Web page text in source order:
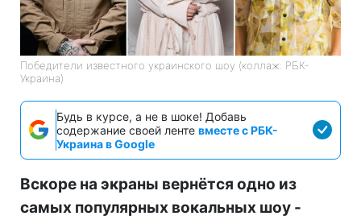
Победители известного украинского шоу (коллаж: РБК-
Украина)
Будь в курсе, а не в шоке! Добавь
содержание своей ленте вместе с РБК-
Украина в Google
Вскоре на экраны вернётся одно из
самых популярных вокальных шоу -